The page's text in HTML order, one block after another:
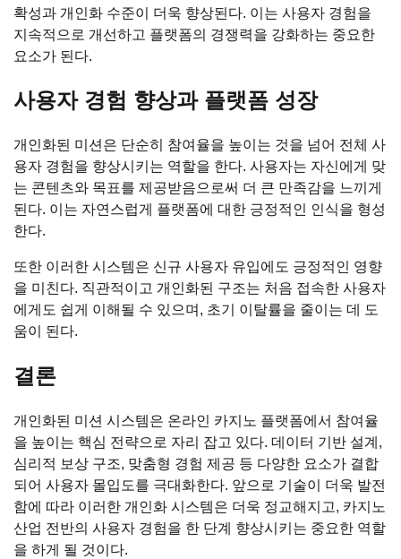
확성과 개인화 수준이 더욱 향상된다. 이는 사용자 경험을
지속적으로 개선하고 플랫폼의 경쟁력을 강화하는 중요한
요소가 된다.
사용자 경험 향상과 플랫폼 성장
개인화된 미션은 단순히 참여율을 높이는 것을 넘어 전체 사
용자 경험을 향상시키는 역할을 한다. 사용자는 자신에게 맞
는 콘텐츠와 목표를 제공받음으로써 더 큰 만족감을 느끼게
된다. 이는 자연스럽게 플랫폼에 대한 긍정적인 인식을 형성
한다.
또한 이러한 시스템은 신규 사용자 유입에도 긍정적인 영향
을 미친다. 직관적이고 개인화된 구조는 처음 접속한 사용자
에게도 쉽게 이해될 수 있으며, 초기 이탈률을 줄이는 데 도
움이 된다.
결론
개인화된 미션 시스템은 온라인 카지노 플랫폼에서 참여율
을 높이는 핵심 전략으로 자리 잡고 있다. 데이터 기반 설계,
심리적 보상 구조, 맞춤형 경험 제공 등 다양한 요소가 결합
되어 사용자 몰입도를 극대화한다. 앞으로 기술이 더욱 발전
함에 따라 이러한 개인화 시스템은 더욱 정교해지고, 카지노
산업 전반의 사용자 경험을 한 단계 향상시키는 중요한 역할
을 하게 될 것이다.